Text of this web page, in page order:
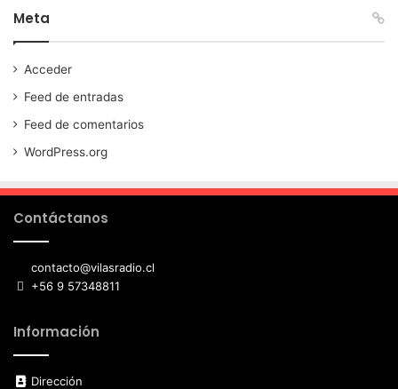
Meta
Acceder
Feed de entradas
Feed de comentarios
WordPress.org
Contáctanos
contacto@vilasradio.cl
+56 9 57348811
Información
Dirección